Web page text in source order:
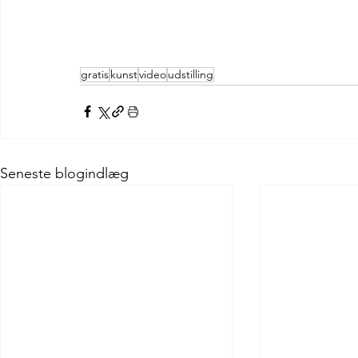
gratiskunstvideoudstilling
Seneste blogindlæg